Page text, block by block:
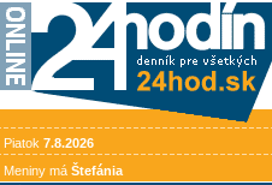
Piatok 7.8.2026
Meniny má Štefánia